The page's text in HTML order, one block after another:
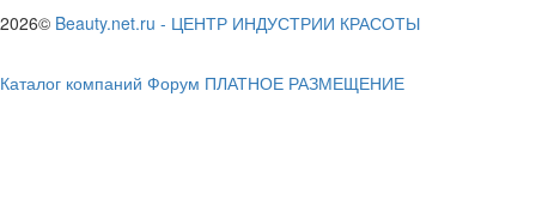
2026© Beauty.net.ru - ЦЕНТР ИНДУСТРИИ КРАСОТЫ
Каталог компаний Форум ПЛАТНОЕ РАЗМЕЩЕНИЕ